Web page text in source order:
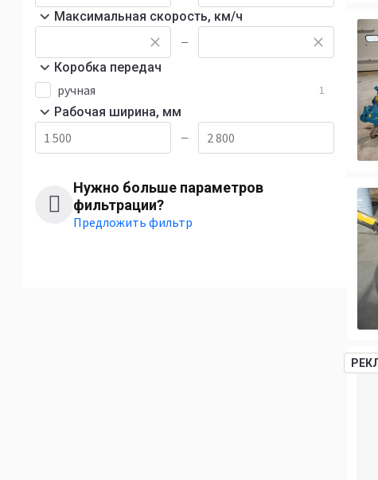
Максимальная скорость, км/ч
—
Коробка передач
ручная 1
Рабочая ширина, мм
—
Нужно больше параметров
фильтрации?
Предложить фильтр